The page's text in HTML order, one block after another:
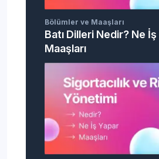
Bölümler ve Maaşları
Batı Dilleri Nedir? Ne
Maaşları